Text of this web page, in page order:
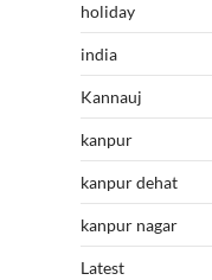
holiday
india
Kannauj
kanpur
kanpur dehat
kanpur nagar
Latest